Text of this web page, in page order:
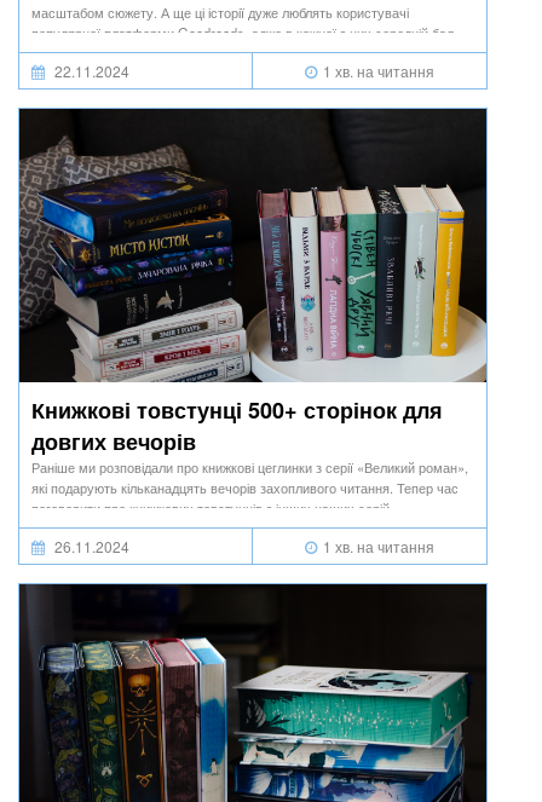
масштабом сюжету. А ще ці історії дуже люблять користувачі
популярної платформи Goodreads, адже в кожної з них середній бал
більше 4 зірочок.
22.11.2024 1 хв. на читання
Книжкові товстунці 500+ сторінок для
довгих вечорів
Раніше ми розповідали про книжкові цеглинки з серії «Великий роман»,
які подарують кільканадцять вечорів захопливого читання. Тепер час
поговорити про книжкових товстунців з інших наших серій.
26.11.2024 1 хв. на читання